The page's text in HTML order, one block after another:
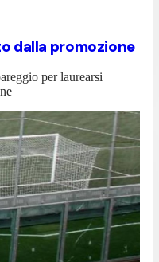
dalla promozione
per laurearsi